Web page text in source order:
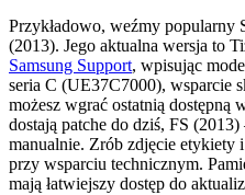
Przykładowo, weźmy popularny
(2013). Jego aktualna wersja to
Samsung Support, wpisując
seria C (UE37C7000), wsparcie
możesz wgrać ostatnią dostępną
dostają patche do dziś, FS
manualnie. Zrób zdjęcie etykiety
przy wsparciu technicznym.
mają łatwiejszy dostęp do